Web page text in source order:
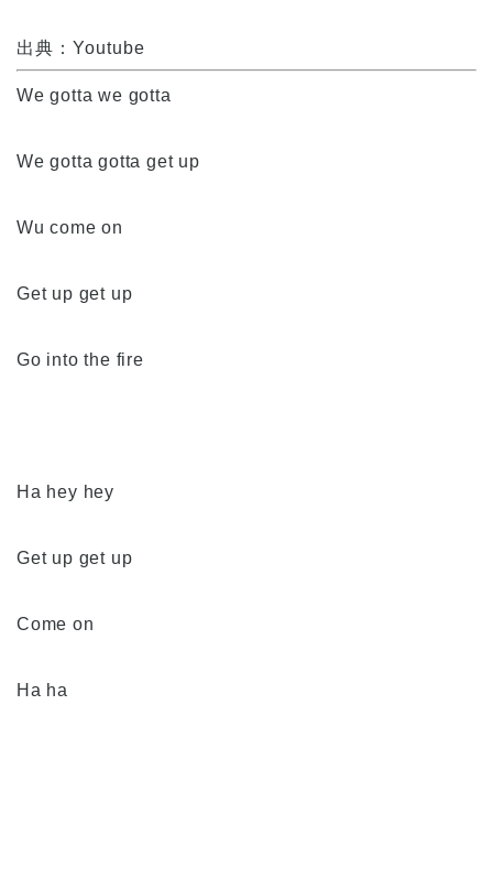
出典：Youtube
We gotta we gotta
We gotta gotta get up
Wu come on
Get up get up
Go into the fire
Ha hey hey
Get up get up
Come on
Ha ha